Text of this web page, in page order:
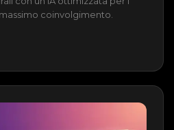
coinvolgimento.